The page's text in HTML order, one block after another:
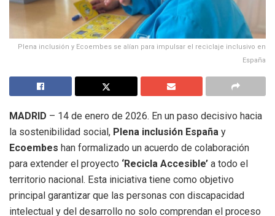
Plena inclusión y Ecoembes se alían para impulsar el reciclaje inclusivo en
España
MADRID – 14 de enero de 2026. En un paso decisivo hacia
la sostenibilidad social, Plena inclusión España y
Ecoembes han formalizado un acuerdo de colaboración
para extender el proyecto ‘Recicla Accesible’ a todo el
territorio nacional. Esta iniciativa tiene como objetivo
principal garantizar que las personas con discapacidad
intelectual y del desarrollo no solo comprendan el proceso